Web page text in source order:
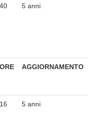
40 5 anni
ORE AGGIORNAMENTO
16 5 anni